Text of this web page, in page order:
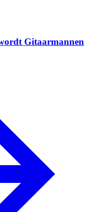
Gitaarmannen